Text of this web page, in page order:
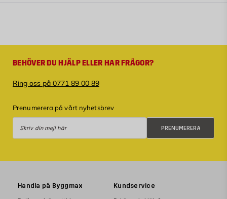
BEHÖVER DU HJÄLP ELLER HAR FRÅGOR?
Ring oss på 0771 89 00 89
Prenumerera på vårt nyhetsbrev
PRENUMERERA
Handla på Byggmax Kundservice